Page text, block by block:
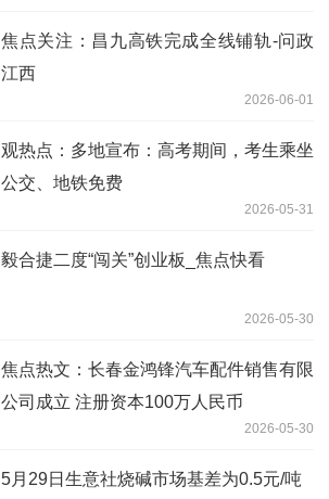
焦点关注：昌九高铁完成全线铺轨-问政
江西
2026-06-01
观热点：多地宣布：高考期间，考生乘坐
公交、地铁免费
2026-05-31
毅合捷二度“闯关”创业板_焦点快看
2026-05-30
焦点热文：长春金鸿锋汽车配件销售有限
公司成立 注册资本100万人民币
2026-05-30
5月29日生意社烧碱市场基差为0.5元/吨